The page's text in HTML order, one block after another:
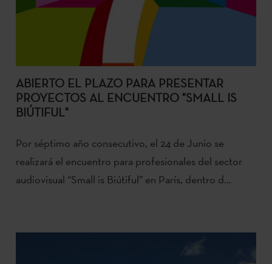
ABIERTO EL PLAZO PARA PRESENTAR
PROYECTOS AL ENCUENTRO "SMALL IS
BIÚTIFUL"
Por séptimo año consecutivo, el 24 de Junio se
realizará el encuentro para profesionales del sector
audiovisual “Small is Biútiful” en París, dentro d...